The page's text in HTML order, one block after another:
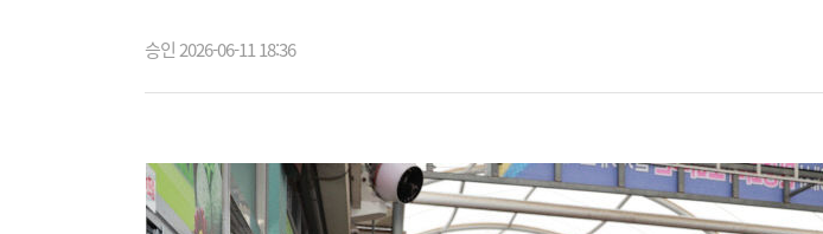
승인 2026-06-11 18:36